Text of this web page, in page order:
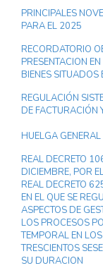
PRINCIPALES
PARA EL 2025
RECORDATORIO
PRESENTACION
BIENES SITUADOS
REGULACIÓN
DE FACTURACIÓN
HUELGA
REAL DECRETO
DICIEMBRE, POR
REAL DECRETO
EN EL QUE SE
ASPECTOS DE
LOS PROCESOS
TEMPORAL EN
TRESCIENTOS
SU DURACION